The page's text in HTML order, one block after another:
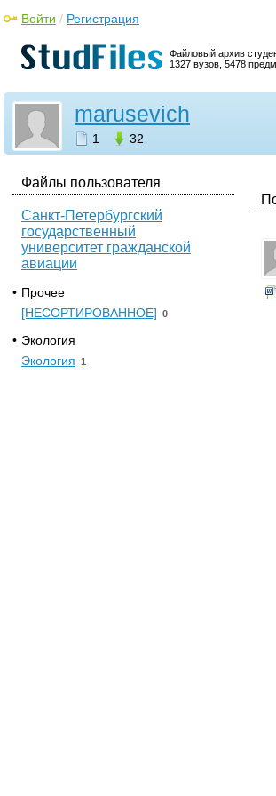
Файловый архив
1327 вузов, 5478
Войти / Регистрация
marusevich
1 32
Файлы пользователя
Санкт-Петербургский
государственный
университет гражданской
авиации
• Прочее
[НЕСОРТИРОВАННОЕ] 0
• Экология
Экология 1